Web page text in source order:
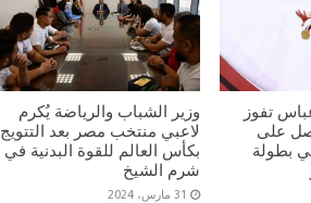
تفوز
على
بطولة
وزير الشباب والرياضة يُكرم
لاعبي منتخب مصر بعد التتويج
بكأس العالم للقوة البدنية في
شرم الشيخ
31 مارس، 2024